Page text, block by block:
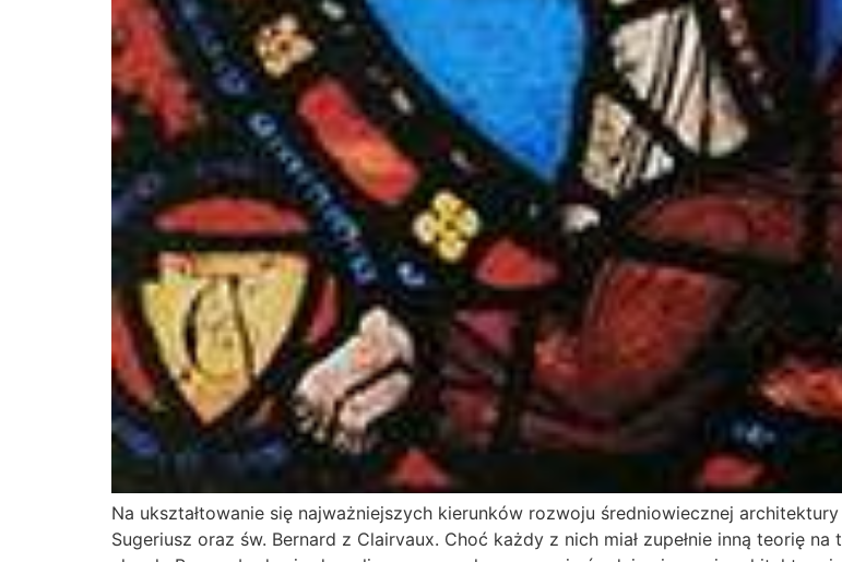
Na ukształtowanie się najważniejszych kierunków rozwoju średniowiecznej
Sugeriusz oraz św. Bernard z Clairvaux. Choć każdy z nich miał zupełnie inną teorię